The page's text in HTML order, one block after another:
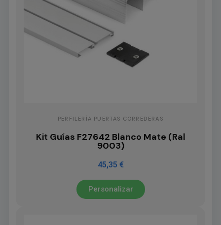
PERFILERÍA PUERTAS CORREDERAS
Kit Guías F27642 Blanco Mate (Ral
9003)
45,35 €
Personalizar